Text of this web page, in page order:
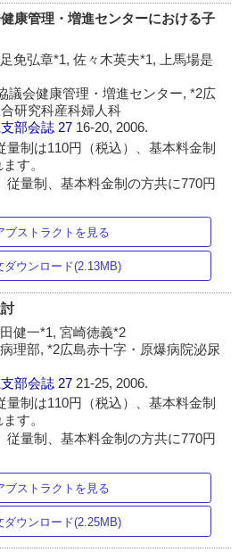
康管理・増進センターにおける子
免弘章*1, 佐々木英夫*1, 上馬場是
議会健康管理・増進センター, *2広
研究科産科婦人科
部会誌 27 16-20, 2006.
量制は110円（税込）、基本料金制
す。
従量制、基本料金制の方共に770円
ブストラクトを見る
ダウンロード(2.13MB)
健一*1, 宮崎徳義*2
理部, *2広島赤十字・原爆病院泌尿
部会誌 27 21-25, 2006.
量制は110円（税込）、基本料金制
す。
従量制、基本料金制の方共に770円
ブストラクトを見る
ダウンロード(2.25MB)